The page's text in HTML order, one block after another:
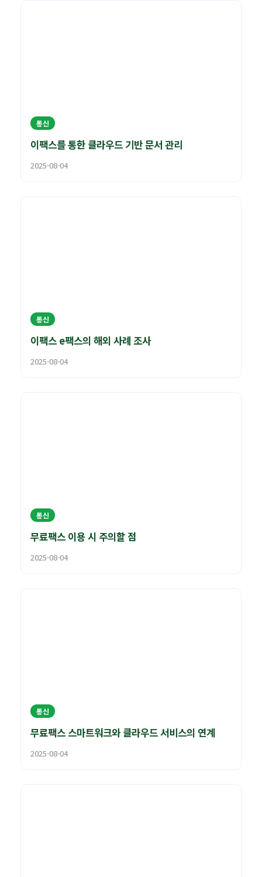
통신
이팩스를 통한 클라우드 기반 문서 관리
2025-08-04
통신
이팩스 e팩스의 해외 사례 조사
2025-08-04
통신
무료팩스 이용 시 주의할 점
2025-08-04
통신
무료팩스 스마트워크와 클라우드 서비스의 연계
2025-08-04